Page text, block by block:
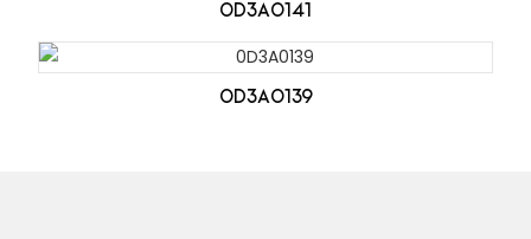
0D3A0141
0D3A0139